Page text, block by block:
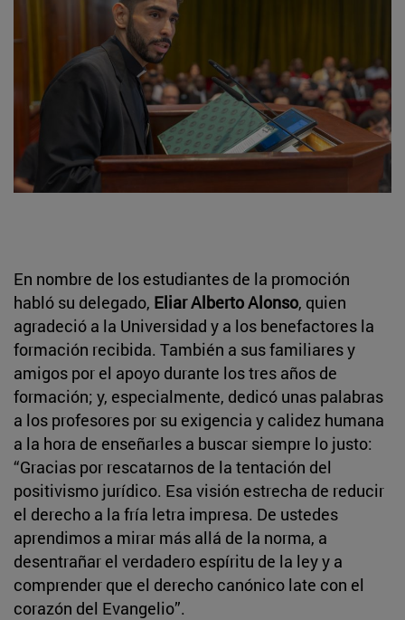
En nombre de los estudiantes de la promoción
habló su delegado, Eliar Alberto Alonso, quien
agradeció a la Universidad y a los benefactores la
formación recibida. También a sus familiares y
amigos por el apoyo durante los tres años de
formación; y, especialmente, dedicó unas palabras
a los profesores por su exigencia y calidez humana
a la hora de enseñarles a buscar siempre lo justo:
“Gracias por rescatarnos de la tentación del
positivismo jurídico. Esa visión estrecha de reducir
el derecho a la fría letra impresa. De ustedes
aprendimos a mirar más allá de la norma, a
desentrañar el verdadero espíritu de la ley y a
comprender que el derecho canónico late con el
corazón del Evangelio”.